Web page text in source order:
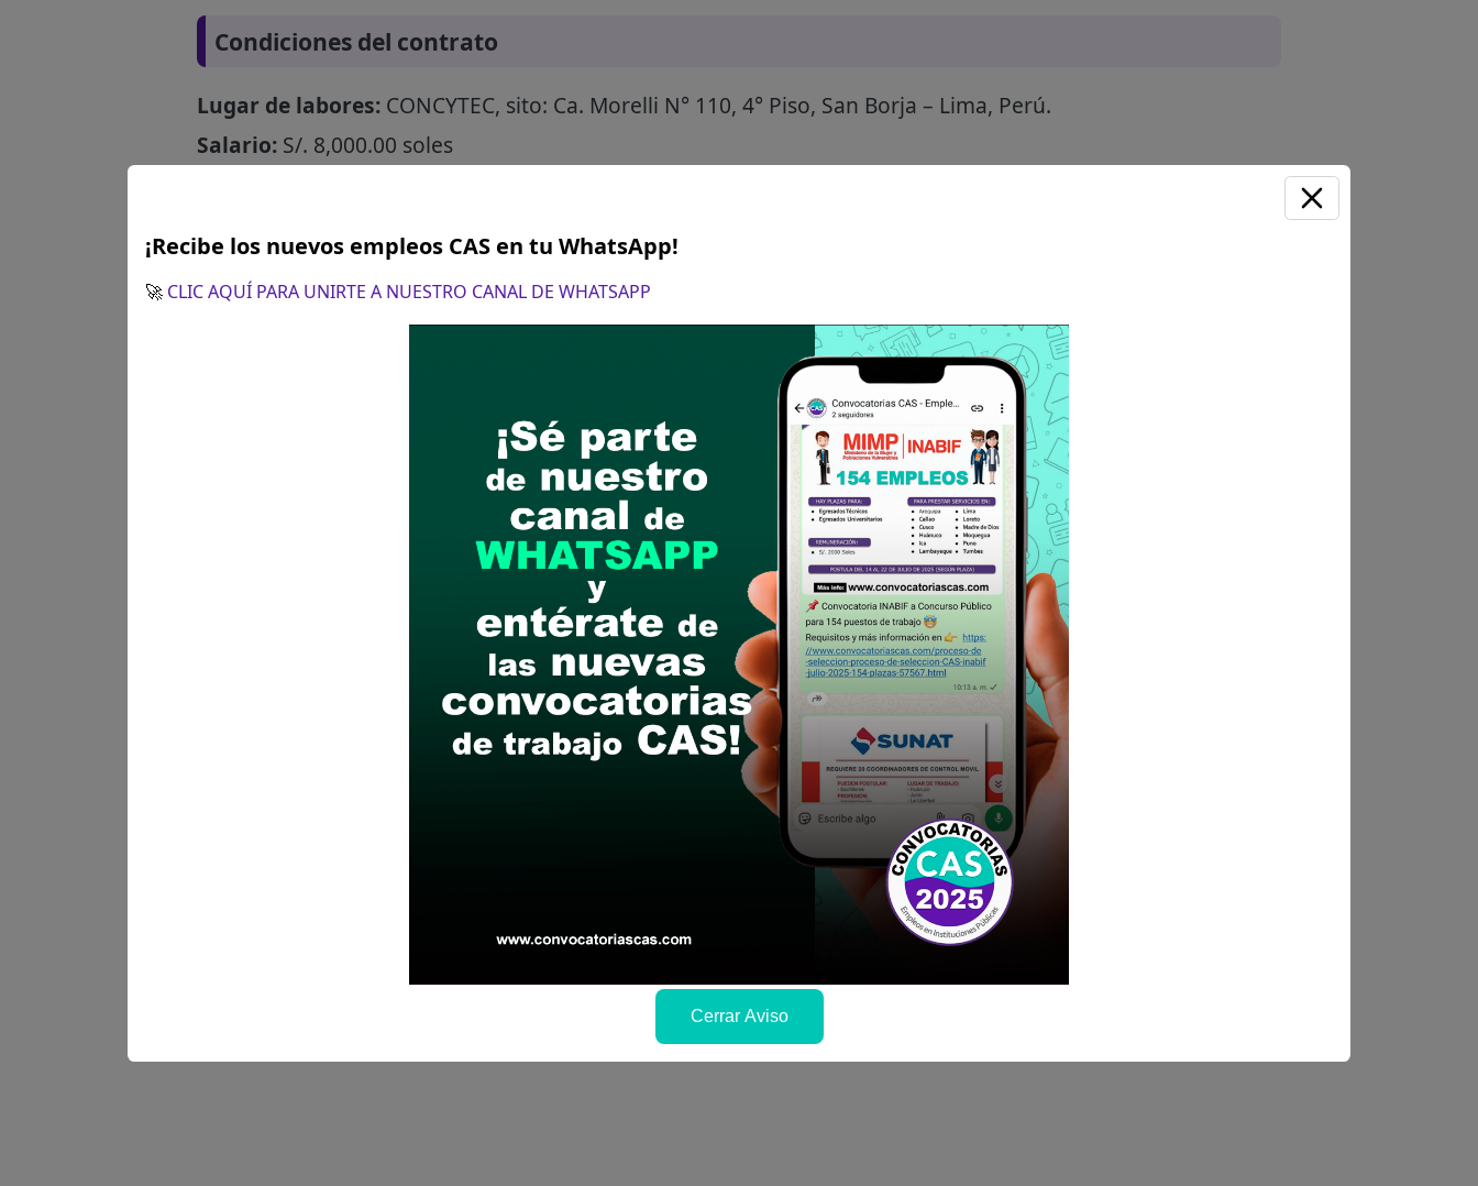
Condiciones del contrato
Lugar de labores:CONCYTEC, sito: Ca. Morelli N° 110, 4° Piso, San Borja – Lima, Perú.
Salario:S/. 8,000.00 soles
Del 02 al 06 de julio del 2025
Presentación de la Ficha de Postulante con los documentos sustentatorios y las
Declaraciones Juradas al siguiente correo electrónico:cas035-2025@concytec.gob.pe(Cumpliendo
necesariamente las formalidades exigidas en la convocatoria)
Recomendaciones para postular
Descarga y revisa a detalle las bases del concurso público
Antes de postular, verifica si cumples con los requisitos para el puesto
Prepara tu documentación y presentalo en la fechas y por los medios que indica las bases
Revisar el cronograma para conocer cuando se publicará los resultados
Descarga aquí las Bases
¡Recibe los nuevos empleos CAS en tu WhatsApp!
🚀 CLIC AQUÍ PARA UNIRTE A NUESTRO CANAL DE WHATSAPP
Cerrar Aviso